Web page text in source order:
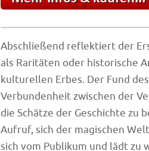
Abschließend reflektiert der
als Raritäten oder historische
kulturellen Erbes. Der Fund
Verbundenheit zwischen der
die Schätze der Geschichte zu
Aufruf, sich der magischen
sich vom Publikum und lädt zu